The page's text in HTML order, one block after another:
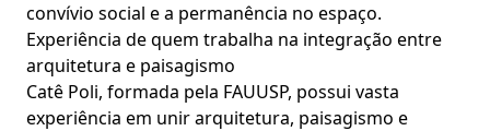
convívio social e a permanência no espaço.
Experiência de quem trabalha na integração entre
arquitetura e paisagismo
Catê Poli, formada pela FAUUSP, possui vasta
experiência em unir arquitetura, paisagismo e